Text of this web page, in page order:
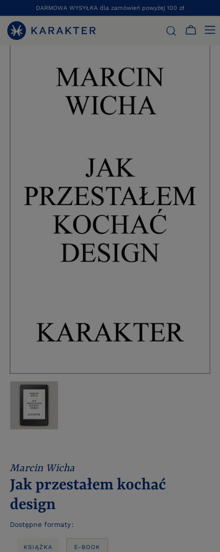
DARMOWA WYSYŁKA dla zamówień powyżej 100 zł
STRONA GŁÓWNA KSIĄŻKI JAK PRZESTAŁEM
Marcin Wicha
Jak przestałem kochać
design
Dostępne formaty
KSIĄŻKA E-BOOK